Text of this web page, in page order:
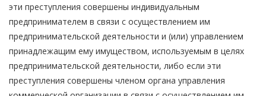
эти преступления совершены индивидуальным
предпринимателем в связи с осуществлением им
предпринимательской деятельности и (или) управлением
принадлежащим ему имуществом, используемым в целях
предпринимательской деятельности, либо если эти
преступления совершены членом органа управления